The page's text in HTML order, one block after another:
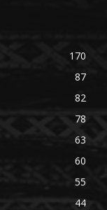
170
87
82
78
63
60
55
44